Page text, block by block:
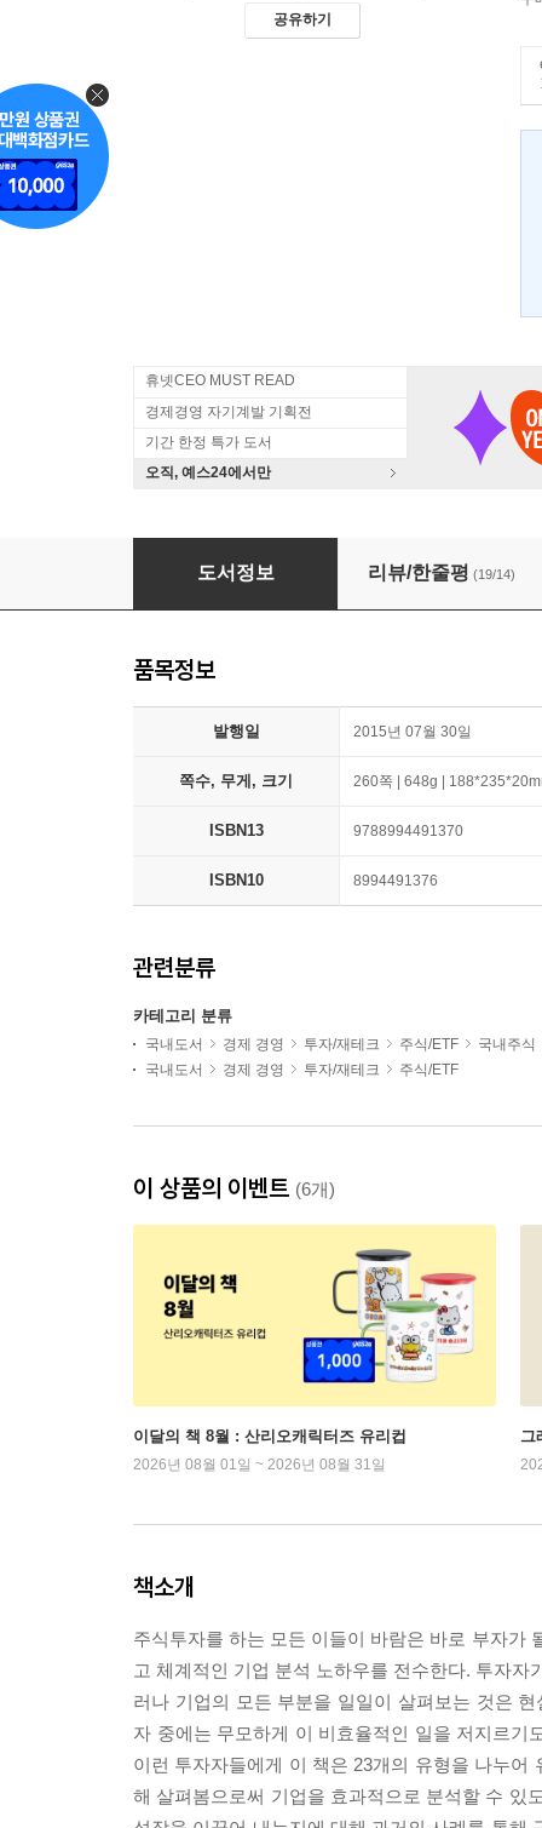
공유하기
휴넷CEO MUST READ
경제경영 자기계발 기획전
기간 한정 특가 도서
오직, 예스24에서만
어닝스, 최고의 주식투자 아이디어
도서정보 리뷰/한줄평 (19/14)
품목정보
발행일 2015년 07월 30일
쪽수, 무게, 크기 260쪽 | 648g |
ISBN13 9788994491370
ISBN10 8994491376
관련분류
카테고리 분류
국내도서 경제 경영 투자/재테크 주식/ETF
국내주식
국내도서
경제 경영 투자/재테크 주식/ETF
이 상품의 이벤트 (6개)
이달의 책 8월 : 산리오캐릭터즈 유리컵
2026년 08월 01일 ~ 2026년 08월 31일
그
책소개
주식투자를 하는 모든 이들이 바람은 바로 부자가
고 체계적인 기업 분석 노하우를 전수한다. 투자
러나 기업의 모든 부분을 일일이 살펴보는 것은
자 중에는 무모하게 이 비효율적인 일을 저지르
이런 투자자들에게 이 책은 23개의 유형을 나누
해 살펴봄으로써 기업을 효과적으로 분석할 수 있